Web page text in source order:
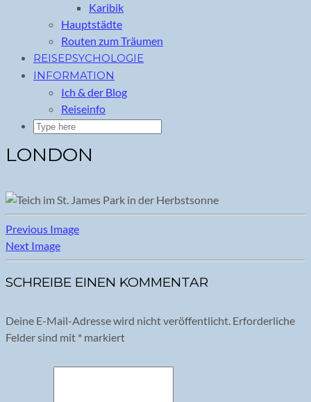
Karibik
Hauptstädte
Routen zum Träumen
REISEPSYCHOLOGIE
INFORMATION
Ich & der Blog
Reiseinfo
LONDON
Previous Image
Next Image
SCHREIBE EINEN KOMMENTAR
Deine E-Mail-Adresse wird nicht veröffentlicht. Erforderliche
Felder sind mit * markiert